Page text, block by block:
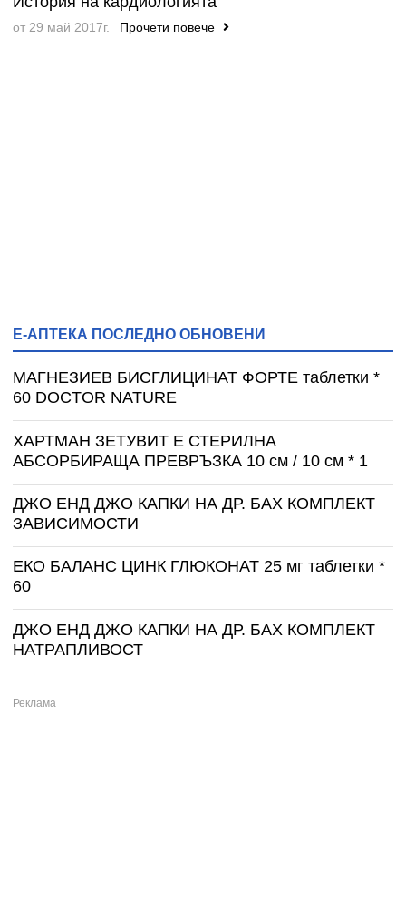
от 29 май 2017г. Прочети повече
Е-АПТЕКА ПОСЛЕДНО ОБНОВЕНИ
МАГНЕЗИЕВ БИСГЛИЦИНАТ ФОРТЕ таблетки *
60 DOCTOR NATURE
ХАРТМАН ЗЕТУВИТ Е СТЕРИЛНА
АБСОРБИРАЩА ПРЕВРЪЗКА 10 см / 10 см * 1
ДЖО ЕНД ДЖО КАПКИ НА ДР. БАХ КОМПЛЕКТ
ЗАВИСИМОСТИ
ЕКО БАЛАНС ЦИНК ГЛЮКОНАТ 25 мг таблетки *
60
ДЖО ЕНД ДЖО КАПКИ НА ДР. БАХ КОМПЛЕКТ
НАТРАПЛИВОСТ